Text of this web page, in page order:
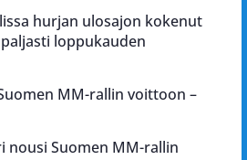
hurjan ulosajon kokenut
loppukauden
MM-rallin voittoon –
nousi Suomen MM-rallin